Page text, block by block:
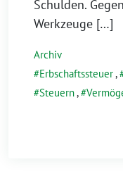
Schulden.
Werkzeuge […]
Archiv
Erbschaftssteuer,
Steuern,